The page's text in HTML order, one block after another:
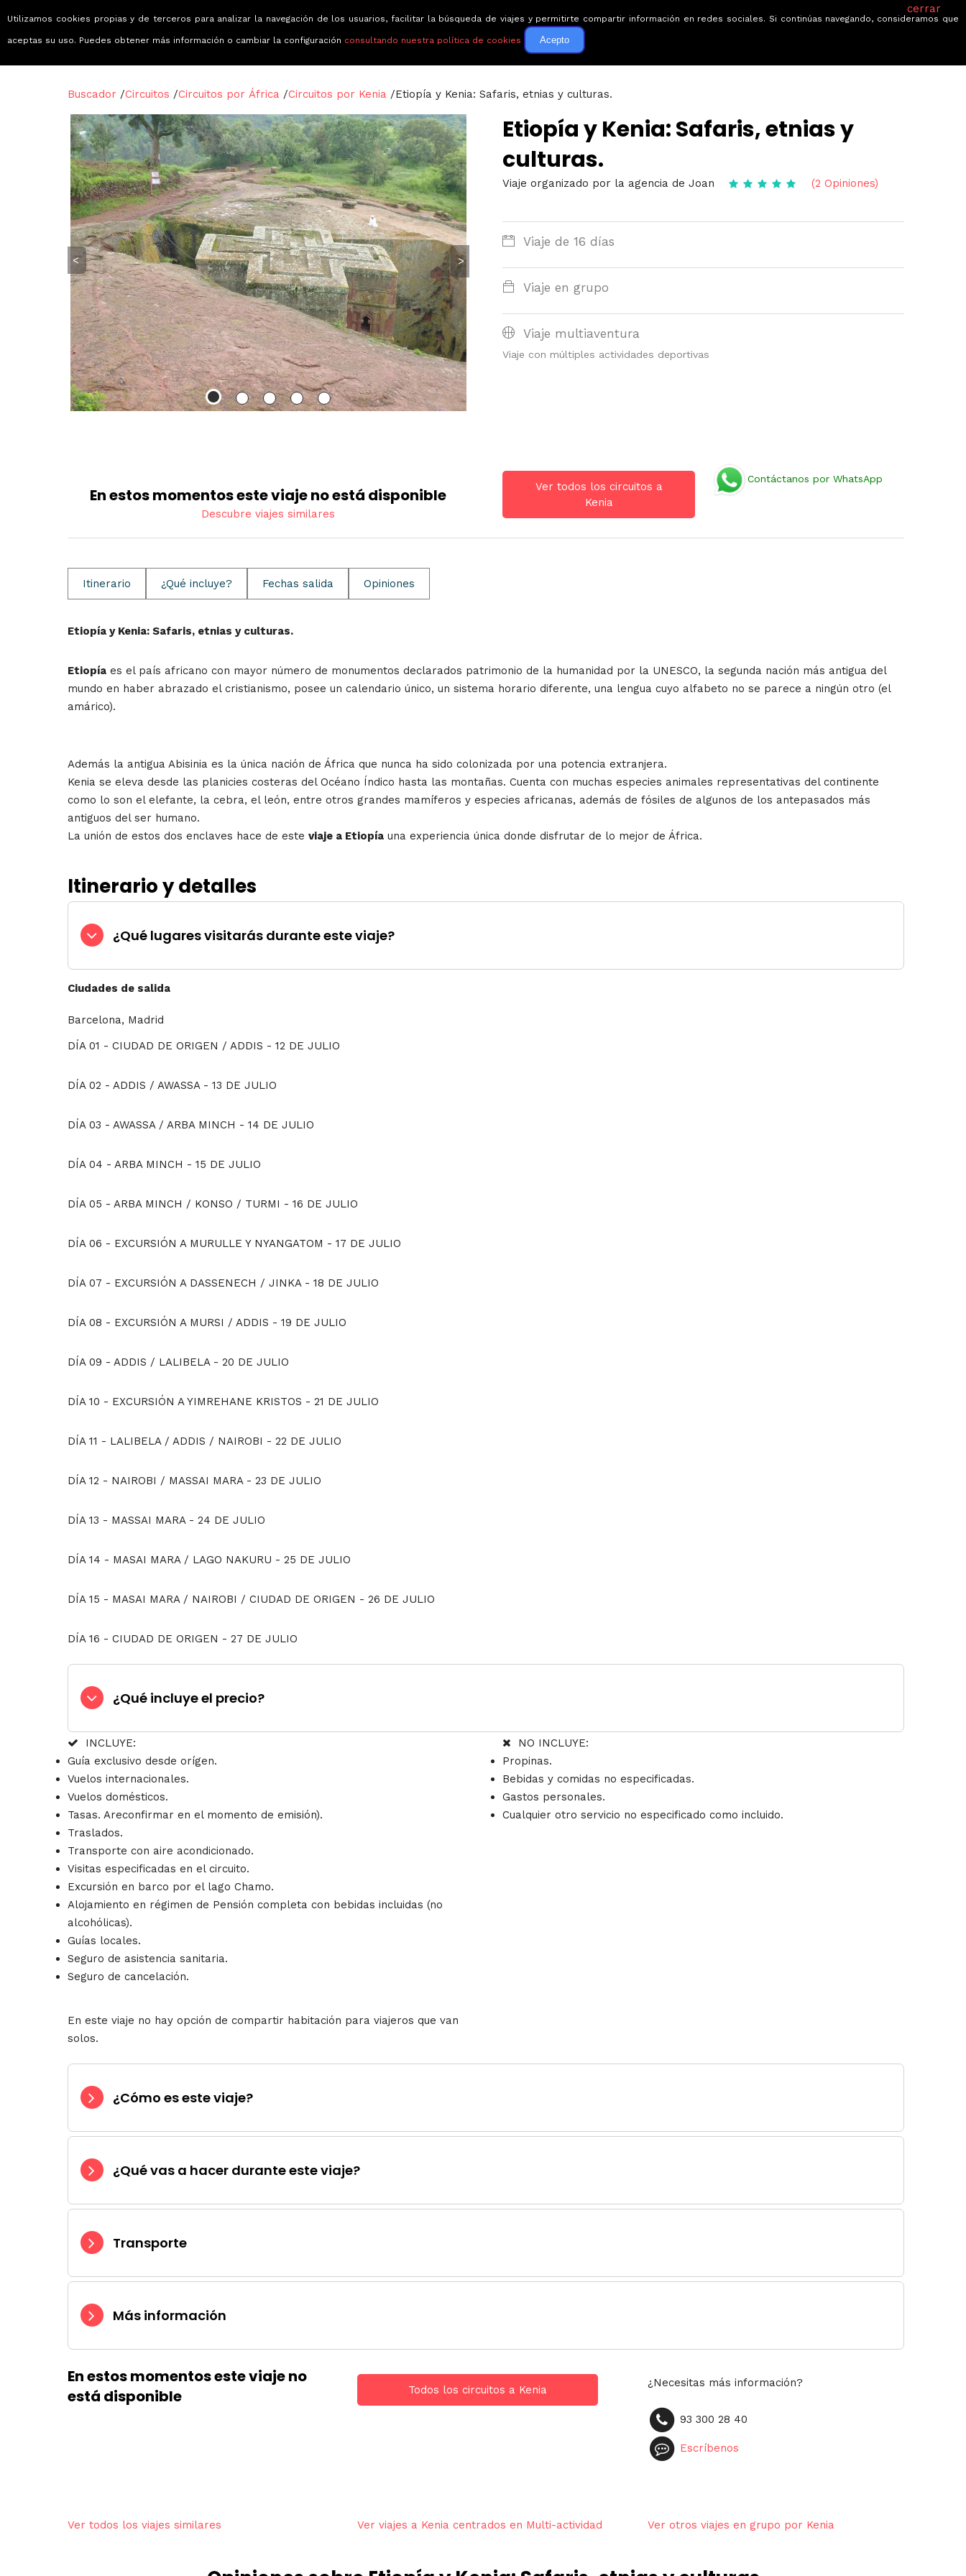
Circuitos Guías de viaje Ofertas Blog Quiénes somos
Buscador /Circuitos /Circuitos por África /Circuitos por Kenia /Etiopía y Kenia: Safaris, etnias y culturas.
< >
Etiopía y Kenia: Safaris, etnias y
culturas.
Viaje organizado por la agencia de Joan (2 Opiniones)
Viaje de 16 días
Viaje en grupo
Viaje multiaventura
Viaje con múltiples actividades deportivas
En estos momentos este viaje no está disponible
Descubre viajes similares
Ver todos los circuitos a
Kenia
Contáctanos por WhatsApp
Itinerario ¿Qué incluye? Fechas salida Opiniones
Etiopía y Kenia: Safaris, etnias y culturas.
Etiopía es el país africano con mayor número de monumentos declarados patrimonio de la humanidad por la UNESCO, la segunda nación más antigua del
mundo en haber abrazado el cristianismo, posee un calendario único, un sistema horario diferente, una lengua cuyo alfabeto no se parece a ningún otro (el
amárico).
Además la antigua Abisinia es la única nación de África que nunca ha sido colonizada por una potencia extranjera.
Kenia se eleva desde las planicies costeras del Océano Índico hasta las montañas. Cuenta con muchas especies animales representativas del continente
como lo son el elefante, la cebra, el león, entre otros grandes mamíferos y especies africanas, además de fósiles de algunos de los antepasados más
antiguos del ser humano.
La unión de estos dos enclaves hace de este viaje a Etiopía una experiencia única donde disfrutar de lo mejor de África.
Itinerario y detalles
¿Qué lugares visitarás durante este viaje?
Ciudades de salida
Barcelona, Madrid
DÍA 01 - CIUDAD DE ORIGEN / ADDIS - 12 DE JULIO
DÍA 02 - ADDIS / AWASSA - 13 DE JULIO
DÍA 03 - AWASSA / ARBA MINCH - 14 DE JULIO
DÍA 04 - ARBA MINCH - 15 DE JULIO
DÍA 05 - ARBA MINCH / KONSO / TURMI - 16 DE JULIO
DÍA 06 - EXCURSIÓN A MURULLE Y NYANGATOM - 17 DE JULIO
DÍA 07 - EXCURSIÓN A DASSENECH / JINKA - 18 DE JULIO
DÍA 08 - EXCURSIÓN A MURSI / ADDIS - 19 DE JULIO
DÍA 09 - ADDIS / LALIBELA - 20 DE JULIO
DÍA 10 - EXCURSIÓN A YIMREHANE KRISTOS - 21 DE JULIO
DÍA 11 - LALIBELA / ADDIS / NAIROBI - 22 DE JULIO
DÍA 12 - NAIROBI / MASSAI MARA - 23 DE JULIO
DÍA 13 - MASSAI MARA - 24 DE JULIO
DÍA 14 - MASAI MARA / LAGO NAKURU - 25 DE JULIO
DÍA 15 - MASAI MARA / NAIROBI / CIUDAD DE ORIGEN - 26 DE JULIO
DÍA 16 - CIUDAD DE ORIGEN - 27 DE JULIO
¿Qué incluye el precio?
INCLUYE:
Guía exclusivo desde orígen.
Vuelos internacionales.
Vuelos domésticos.
Tasas. Areconfirmar en el momento de emisión).
Traslados.
Transporte con aire acondicionado.
Visitas especificadas en el circuito.
Excursión en barco por el lago Chamo.
Alojamiento en régimen de Pensión completa con bebidas incluidas (no
alcohólicas).
Guías locales.
Seguro de asistencia sanitaria.
Seguro de cancelación.
En este viaje no hay opción de compartir habitación para viajeros que van
solos.
NO INCLUYE:
Propinas.
Bebidas y comidas no especificadas.
Gastos personales.
Cualquier otro servicio no especificado como incluido.
¿Cómo es este viaje?
¿Qué vas a hacer durante este viaje?
Transporte
Más información
En estos momentos este viaje no
está disponible
Todos los circuitos a Kenia
¿Necesitas más información?
93 300 28 40
Escríbenos
Ver todos los viajes similares Ver viajes a Kenia centrados en Multi-actividad Ver otros viajes en grupo por Kenia
cerrar
Utilizamos cookies propias y de terceros para analizar la navegación de los usuarios, facilitar la búsqueda de viajes y permitirte compartir información en redes sociales. Si continúas navegando, consideramos que
aceptas su uso. Puedes obtener más información o cambiar la configuración consultando nuestra política de cookies Acepto